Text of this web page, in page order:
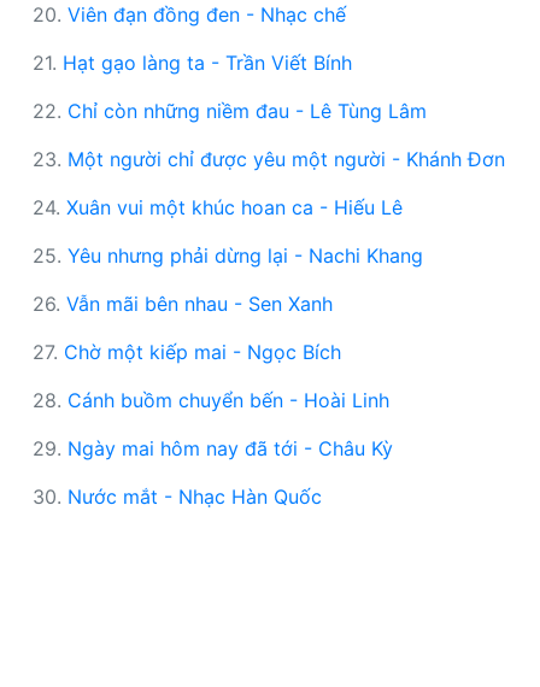
20. Viên đạn đồng đen - Nhạc chế
21. Hạt gạo làng ta - Trần Viết Bính
22. Chỉ còn những niềm đau - Lê Tùng Lâm
23. Một người chỉ được yêu một người - Khánh Đơn
24. Xuân vui một khúc hoan ca - Hiếu Lê
25. Yêu nhưng phải dừng lại - Nachi Khang
26. Vẫn mãi bên nhau - Sen Xanh
27. Chờ một kiếp mai - Ngọc Bích
28. Cánh buồm chuyển bến - Hoài Linh
29. Ngày mai hôm nay đã tới - Châu Kỳ
30. Nước mắt - Nhạc Hàn Quốc